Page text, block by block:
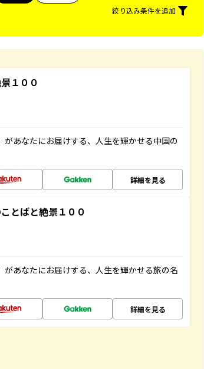
絞り込み条件を追加
１００
あなたにお届けする、人生を輝かせる中国の
詳細を見る
とばと絶景１００
あなたにお届けする、人生を輝かせる旅の名
詳細を見る